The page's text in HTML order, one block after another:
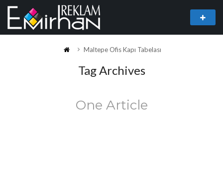
Maltepe Ofis Kapı Tabelası
Tag Archives
One Article